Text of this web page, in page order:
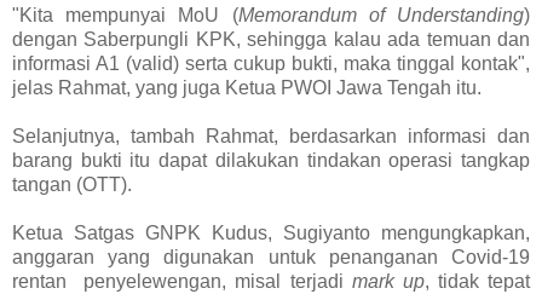
"Kita mempunyai MoU (Memorandum of Understanding)
dengan Saberpungli KPK, sehingga kalau ada temuan dan
informasi A1 (valid) serta cukup bukti, maka tinggal kontak",
jelas Rahmat, yang juga Ketua PWOI Jawa Tengah itu.
Selanjutnya, tambah Rahmat, berdasarkan informasi dan
barang bukti itu dapat dilakukan tindakan operasi tangkap
tangan (OTT).
Ketua Satgas GNPK Kudus, Sugiyanto mengungkapkan,
anggaran yang digunakan untuk penanganan Covid-19
rentan penyelewengan, misal terjadi mark up, tidak tepat